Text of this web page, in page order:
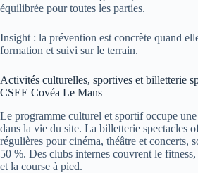
équilibrée pour toutes les parties.
Insight : la prévention est concrète quand
formation et suivi sur le terrain.
Activités culturelles, sportives et billetterie
CSEE Covéa Le Mans
Le programme culturel et sportif occupe
dans la vie du site. La billetterie spectacles
régulières pour cinéma, théâtre et concerts,
50 %. Des clubs internes couvrent le
et la course à pied.